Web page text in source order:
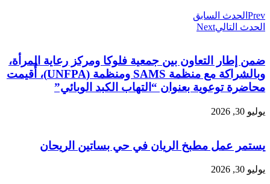
Prev الحدث السابق
الحدث التاليNext
ضمن إطار التعاون بين جمعية فلوكا ومركز رعاية المرأة،
وبالشراكة مع منظمة SAMS ومنظمة (UNFPA)، أُقيمت
محاضرة توعوية بعنوان “التهاب الكبد الوبائي”
يوليو 30, 2026
يستمر عمل مطبخ الريان في حي بساتين الريحان
يوليو 30, 2026